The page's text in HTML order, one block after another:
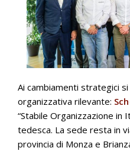
Ai cambiamenti strategici si
organizzativa rilevante:
“Stabile Organizzazione in
tedesca. La sede resta in
provincia di Monza e